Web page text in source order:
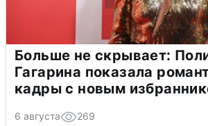
Больше не скрывает:
Гагарина показала
кадры с новым
6 августа 269